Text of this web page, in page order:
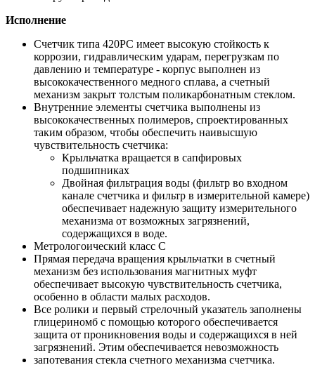
Исполнение
Счетчик типа 420PC имеет высокую стойкость к
коррозии, гидравлическим ударам, перегрузкам по
давлению и температуре - корпус выполнен из
высококачественного медного сплава, а счетный
механизм закрыт толстым поликарбонатным стеклом.
Внутренние элементы счетчика выполнены из
высококачественных полимеров, спроектированных
таким образом, чтобы обеспечить наивысшую
чувствительность счетчика:
Крыльчатка вращается в сапфировых
подшипниках
Двойная фильтрация воды (фильтр во входном
канале счетчика и фильтр в измерительной камере)
обеспечивает надежную защиту измерительного
механизма от возможных загрязнений,
содержащихся в воде.
Метрологоический класс С
Прямая передача вращения крыльчатки в счетный
механизм без использования магнитных муфт
обеспечивает высокую чувствительность счетчика,
особенно в области малых расходов.
Все ролики и первый стрелочный указатель заполнены
глицериномб с помощью которого обеспечивается
защита от проникновения воды и содержащихся в ней
загрязнений. Этим обеспечивается невозможность
запотевания стекла счетного механизма счетчика.